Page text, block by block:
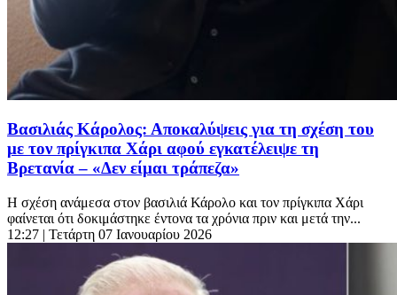
Βασιλιάς Κάρολος: Αποκαλύψεις για τη σχέση του
με τον πρίγκιπα Χάρι αφού εγκατέλειψε τη
Βρετανία – «Δεν είμαι τράπεζα»
Η σχέση ανάμεσα στον βασιλιά Κάρολο και τον πρίγκιπα Χάρι
φαίνεται ότι δοκιμάστηκε έντονα τα χρόνια πριν και μετά την...
12:27 | Τετάρτη 07 Ιανουαρίου 2026